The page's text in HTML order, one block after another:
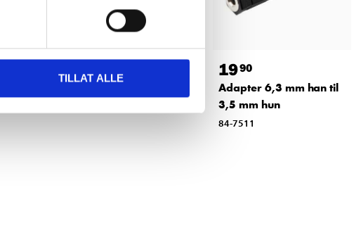
TILLAT ALLE
69 1990
Adapter 6,3 mm han til
3,5 mm hun
84-7511